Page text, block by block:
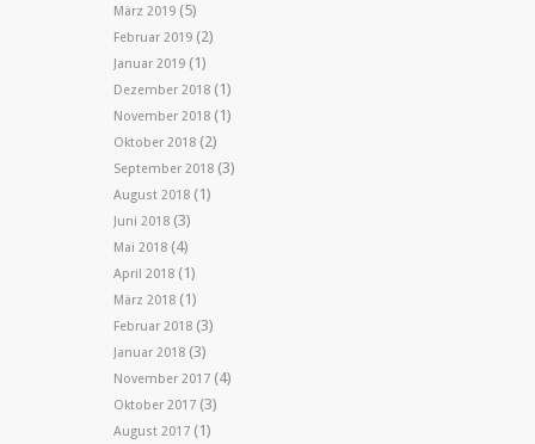
März 2019 (5)
Februar 2019 (2)
Januar 2019 (1)
Dezember 2018 (1)
November 2018 (1)
Oktober 2018 (2)
September 2018 (3)
August 2018 (1)
Juni 2018 (3)
Mai 2018 (4)
April 2018 (1)
März 2018 (1)
Februar 2018 (3)
Januar 2018 (3)
November 2017 (4)
Oktober 2017 (3)
August 2017 (1)